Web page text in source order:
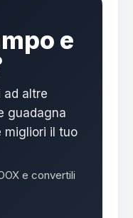
e
ad altre
guadagna
migliori il tuo
e convertili